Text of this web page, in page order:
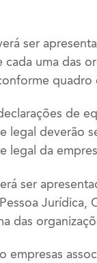
ser
cada uma das
quadro
de
legal deverão
legal da
ser
Jurídica,
das
empresas